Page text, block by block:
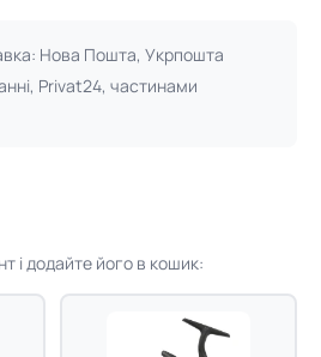
Нова Пошта, Укрпошта
Privat24, частинами
і додайте його в кошик: